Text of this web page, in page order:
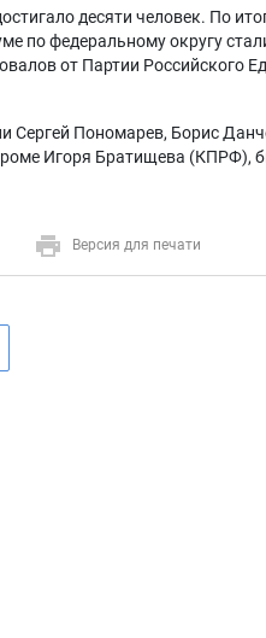
десяти человек. По
по федеральному округу
от Партии Российского
Сергей Пономарев, Борис
Игоря Братищева (КПРФ),
Версия для печати